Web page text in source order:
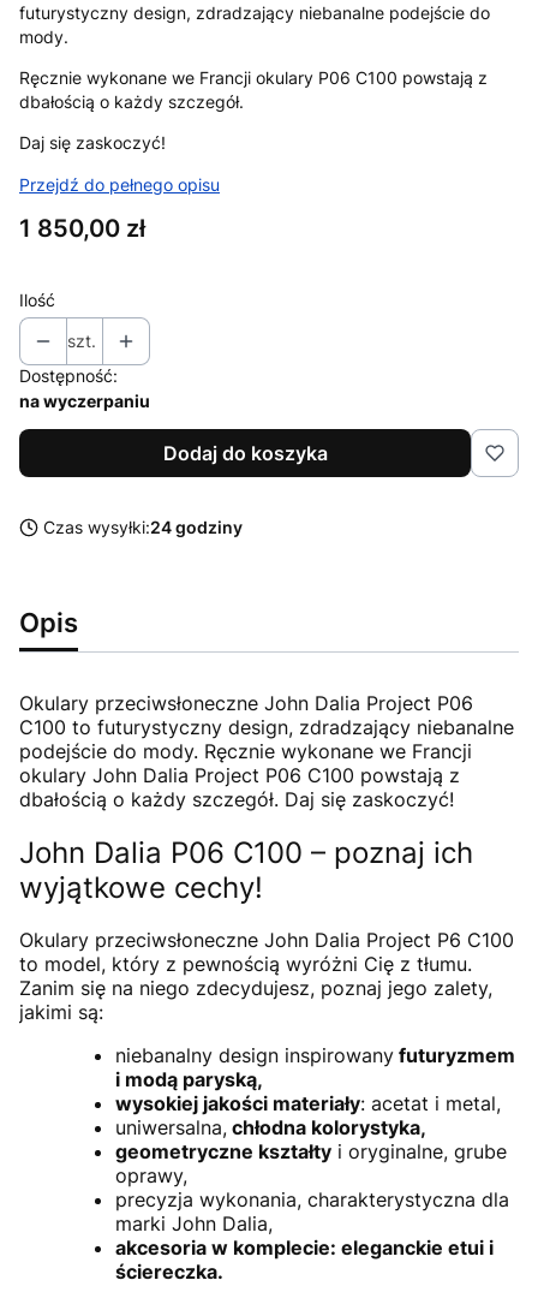
futurystyczny design, zdradzający niebanalne podejście do
mody.
Ręcznie wykonane we Francji okulary P06 C100 powstają z
dbałością o każdy szczegół.
Daj się zaskoczyć!
Przejdź do pełnego opisu
Cena
1 850,00 zł
Ilość
szt.
Dostępność:
na wyczerpaniu
Dodaj do koszyka
Czas wysyłki:24 godziny
Opis
Okulary przeciwsłoneczne John Dalia Project P06
C100 to futurystyczny design, zdradzający niebanalne
podejście do mody. Ręcznie wykonane we Francji
okulary John Dalia Project P06 C100 powstają z
dbałością o każdy szczegół. Daj się zaskoczyć!
John Dalia P06 C100 – poznaj ich
wyjątkowe cechy!
Okulary przeciwsłoneczne John Dalia Project P6 C100
to model, który z pewnością wyróżni Cię z tłumu.
Zanim się na niego zdecydujesz, poznaj jego zalety,
jakimi są:
niebanalny design inspirowany futuryzmem
i modą paryską,
wysokiej jakości materiały: acetat i metal,
uniwersalna, chłodna kolorystyka,
geometryczne kształty i oryginalne, grube
oprawy,
precyzja wykonania, charakterystyczna dla
marki John Dalia,
akcesoria w komplecie: eleganckie etui i
ściereczka.